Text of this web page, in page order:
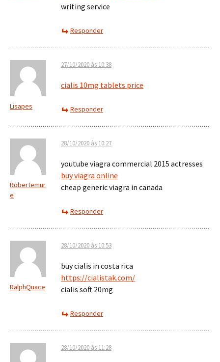
writing service
Responder
Lisapes
27/10/2020 às 10:38
cialis 10mg tablets price
Responder
Robertemur
e
28/10/2020 às 10:27
youtube viagra commercial 2015 actresses
buy viagra online
cheap generic viagra in canada
Responder
RalphQuace
28/10/2020 às 10:53
buy cialis in costa rica
https://cialistak.com/
cialis soft 20mg
Responder
28/10/2020 às 11:28